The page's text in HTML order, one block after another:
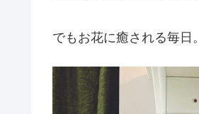
でもお花に癒される毎日。